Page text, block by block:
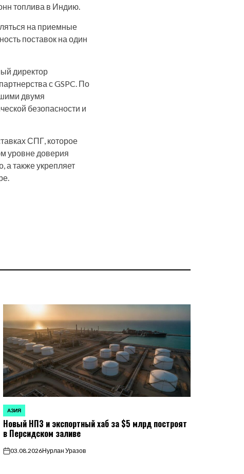
топлива в Индию.
на приемные
поставок на один
директор
с GSPC. По
двумя
безопасности и
СПГ, которое
уровне доверия
а также укрепляет
ОПУБЛИКОВАНО
В
АЗИЯ
Новый НПЗ и экспортный хаб за $5 млрд построят
в Персидском заливе
on03.08.2026Нурлан Уразов